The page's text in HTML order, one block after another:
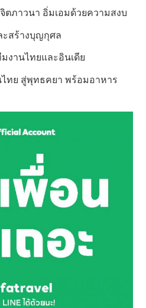
ตภาวนา อิ่มเอมด้วยความสงบ
สร้างบุญกุศล
งานไทยและอินเดีย
ไทย สู่พุทธคยา พร้อมอาหาร